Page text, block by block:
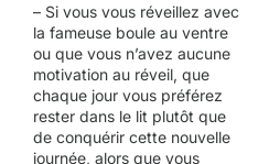
– Si vous vous réveillez avec
la fameuse boule au ventre
ou que vous n’avez aucune
motivation au réveil, que
chaque jour vous préférez
rester dans le lit plutôt que
de conquérir cette nouvelle
journée, alors que vous